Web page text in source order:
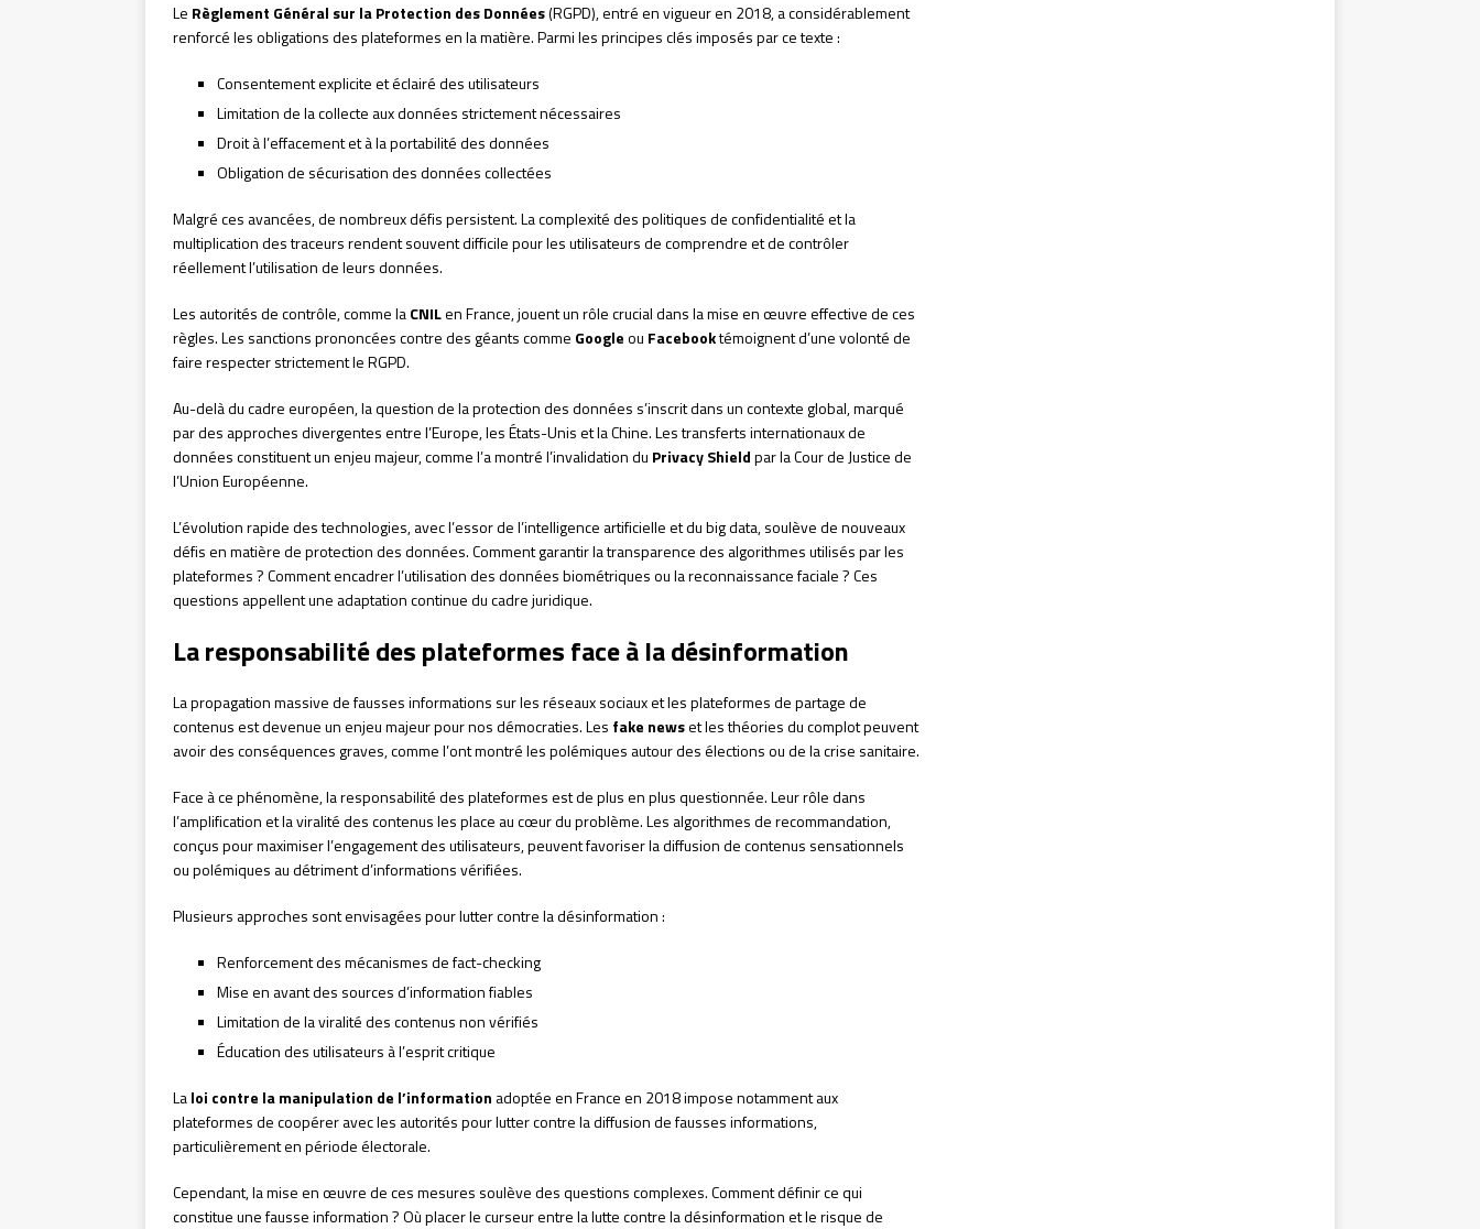
Le Règlement Général sur la Protection des Données(RGPD), entré en vigueur en 2018, a considérablement
renforcé les obligations des plateformes en la matière. Parmi les principes clés imposés par ce texte :
Consentement explicite et éclairé des utilisateurs
Limitation de la collecte aux données strictement nécessaires
Droit à l’effacement et à la portabilité des données
Obligation de sécurisation des données collectées
Malgré ces avancées, de nombreux défis persistent. La complexité des politiques de confidentialité et la
multiplication des traceurs rendent souvent difficile pour les utilisateurs de comprendre et de contrôler
réellement l’utilisation de leurs données.
Les autorités de contrôle, comme laCNILen France, jouent un rôle crucial dans la mise en œuvre effective de ces
règles. Les sanctions prononcées contre des géants comme Googleou Facebooktémoignent d’une volonté de
faire respecter strictement le RGPD.
Au-delà du cadre européen, la question de la protection des données s’inscrit dans un contexte global, marqué
par des approches divergentes entre l’Europe, les États-Unis et la Chine. Les transferts internationaux de
données constituent un enjeu majeur, comme l’a montré l’invalidation du Privacy Shieldpar la Cour de Justice de
l’Union Européenne.
L’évolution rapide des technologies, avec l’essor de l’intelligence artificielle et du big data, soulève de nouveaux
défis en matière de protection des données. Comment garantir la transparence des algorithmes utilisés par les
plateformes ? Comment encadrer l’utilisation des données biométriques ou la reconnaissance faciale ? Ces
questions appellent une adaptation continue du cadre juridique.
La responsabilité des plateformes face à la désinformation
La propagation massive de fausses informations sur les réseaux sociaux et les plateformes de partage de
contenus est devenue un enjeu majeur pour nos démocraties. Les fake newset les théories du complot peuvent
avoir des conséquences graves, comme l’ont montré les polémiques autour des élections ou de la crise sanitaire.
Face à ce phénomène, la responsabilité des plateformes est de plus en plus questionnée. Leur rôle dans
l’amplification et la viralité des contenus les place au cœur du problème. Les algorithmes de recommandation,
conçus pour maximiser l’engagement des utilisateurs, peuvent favoriser la diffusion de contenus sensationnels
ou polémiques au détriment d’informations vérifiées.
Plusieurs approches sont envisagées pour lutter contre la désinformation :
Renforcement des mécanismes de fact-checking
Mise en avant des sources d’information fiables
Limitation de la viralité des contenus non vérifiés
Éducation des utilisateurs à l’esprit critique
Laloi contre la manipulation de l’information adoptée en France en 2018 impose notamment aux
plateformes de coopérer avec les autorités pour lutter contre la diffusion de fausses informations,
particulièrement en période électorale.
Cependant, la mise en œuvre de ces mesures soulève des questions complexes. Comment définir ce qui
constitue une fausse information ? Où placer le curseur entre la lutte contre la désinformation et le risque de